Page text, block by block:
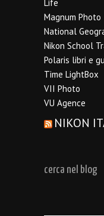
Life
Magnum Photo
National
Nikon School
Polaris libri e
Time LightBox
VII Photo
VU Agence
NIKON
cerca nel blog